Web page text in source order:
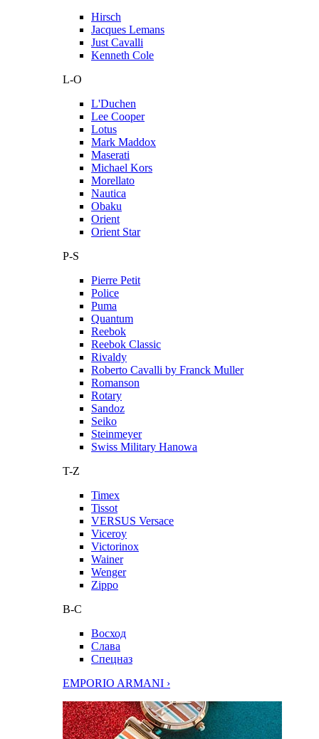
Hirsch
Jacques Lemans
Just Cavalli
Kenneth Cole
L-O
L'Duchen
Lee Cooper
Lotus
Mark Maddox
Maserati
Michael Kors
Morellato
Nautica
Obaku
Orient
Orient Star
P-S
Pierre Petit
Police
Puma
Quantum
Reebok
Reebok Classic
Rivaldy
Roberto Cavalli by Franck Muller
Romanson
Rotary
Sandoz
Seiko
Steinmeyer
Swiss Military Hanowa
T-Z
Timex
Tissot
VERSUS Versace
Viceroy
Victorinox
Wainer
Wenger
Zippo
В-С
Восход
Слава
Спецназ
EMPORIO ARMANI ›